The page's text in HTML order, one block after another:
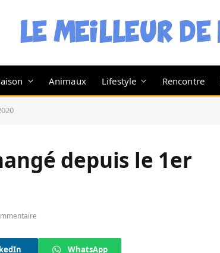
Animaux Lifestyle Rencontre
depuis le 1er
WhatsApp